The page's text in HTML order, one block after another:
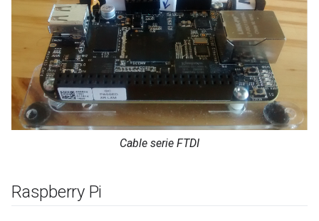
Cable serie FTDI
Raspberry Pi